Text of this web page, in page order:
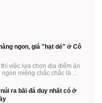
ngon, giá "hạt dẻ" ở Cô
việc lựa chọn địa điểm ăn
miệng chắc chắc là ...
ra bãi đá duy nhất có ở